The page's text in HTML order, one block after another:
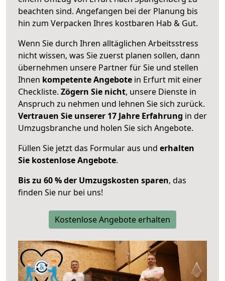
beachten sind. Angefangen bei der Planung bis
hin zum Verpacken Ihres kostbaren Hab & Gut.
Wenn Sie durch Ihren alltäglichen Arbeitsstress
nicht wissen, was Sie zuerst planen sollen, dann
übernehmen unsere Partner für Sie und stellen
Ihnen kompetente Angebote in Erfurt mit einer
Checkliste. Zögern Sie nicht, unsere Dienste in
Anspruch zu nehmen und lehnen Sie sich zurück.
Vertrauen Sie unserer 17 Jahre Erfahrung in der
Umzugsbranche und holen Sie sich Angebote.
Füllen Sie jetzt das Formular aus und erhalten
Sie kostenlose Angebote.
Bis zu 60 % der Umzugskosten sparen, das
finden Sie nur bei uns!
Kostenlose Angebote erhalten